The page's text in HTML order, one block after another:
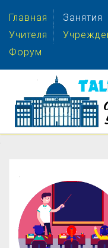
Главная Занятия
Учителя
Форум
.
.
.